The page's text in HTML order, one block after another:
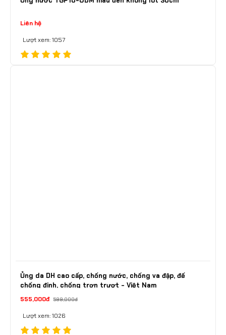
Liên hệ
Lượt xem: 1057
Ủng da DH cao cấp, chống nước, chống va đập, đế
chống đinh, chống trơn trượt - Việt Nam
555,000đ 599,000đ
Lượt xem: 1026